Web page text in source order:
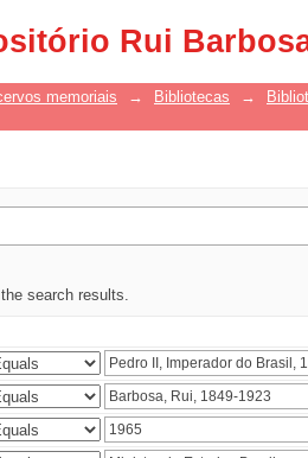
Rui
memoriais → Bibliotecas →
search results.